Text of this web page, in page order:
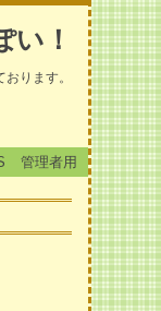
！
ります。
管理者用